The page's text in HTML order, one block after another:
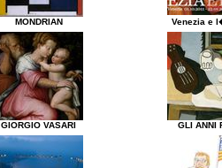
MONDRIAN Venezia e
GIORGIO VASARI GLI ANNI